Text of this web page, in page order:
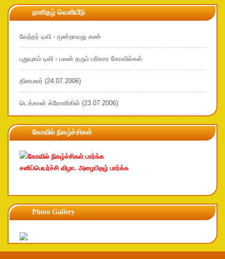
நாளிதழ் வெளியீடு
வேந்தர் டிவி - மூன்றாவது கண்
புதுயுகம் டிவி - பலன் தரும் பரிகார கோவில்கள்
தினமலர் (24.07.2006)
டெக்கான் க்ரோனிகிள் (23.07.2006)
கோவில் நிகழ்ச்சிகள்
கோவில் நிகழ்ச்சிகள் பார்க்க
சனிப்பெயர்ச்சி விழா. அழைபிதழ் பார்க்க
Photo Gallery